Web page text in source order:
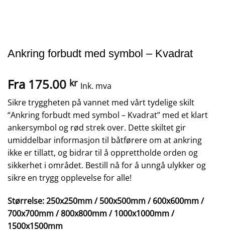
Ankring forbudt med symbol – Kvadrat
Fra 175.00 kr Ink. mva
Sikre tryggheten på vannet med vårt tydelige skilt
“Ankring forbudt med symbol – Kvadrat” med et klart
ankersymbol og rød strek over. Dette skiltet gir
umiddelbar informasjon til båtførere om at ankring
ikke er tillatt, og bidrar til å opprettholde orden og
sikkerhet i området. Bestill nå for å unngå ulykker og
sikre en trygg opplevelse for alle!
Størrelse: 250x250mm / 500x500mm / 600x600mm /
700x700mm / 800x800mm / 1000x1000mm /
1500x1500mm